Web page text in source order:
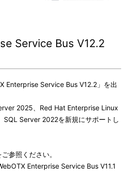
Service Bus V12.2
Enterprise Service Bus V12.2」を出
2025、Red Hat Enterprise Linux
SQL Server 2022を新規にサポートし
ご参照ください。
Enterprise Service Bus V11.1